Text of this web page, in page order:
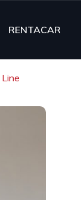
RENTACAR